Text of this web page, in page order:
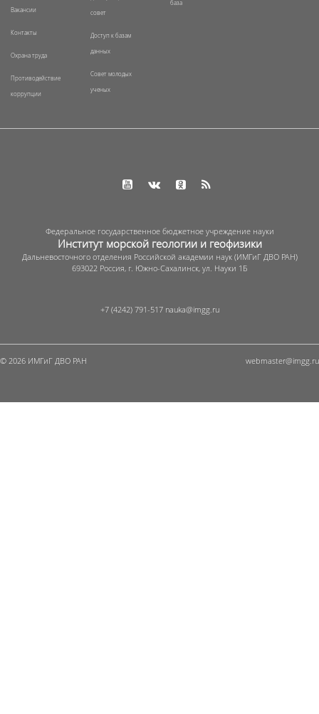
Вакансии
Контакты
Охрана труда
Противодействие
коррупции
совет
Доступ к базам
данных
Совет молодых
ученых
база
Федеральное государственное бюджетное учреждение науки
Институт морской геологии и геофизики
Дальневосточного отделения Российской академии наук (ИМГиГ ДВО РАН)
693022 Россия, г. Южно-Сахалинск, ул. Науки 1Б
+7 (4242) 791-517
© 2026 ИМГиГ ДВО РАН